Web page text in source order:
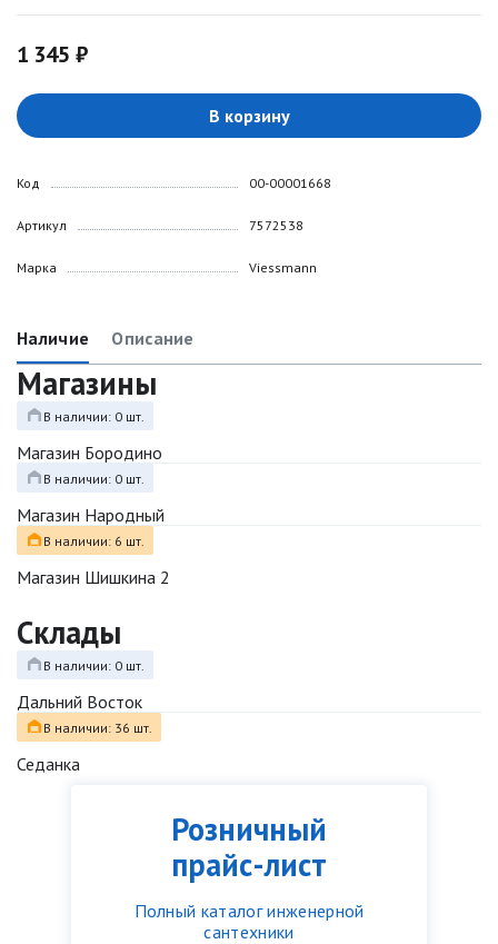
Розничный
прайс-лист
Полный каталог инженерной
сантехники
1 345 ₽
В корзину
Код
Артикул
Марка
00-00001668
7572538
Viessmann
Наличие Описание
Магазины
В наличии: 0 шт.
Магазин Бородино
В наличии: 0 шт.
Магазин Народный
В наличии: 6 шт.
Магазин Шишкина 2
Склады
В наличии: 0 шт.
Дальний Восток
В наличии: 36 шт.
Седанка